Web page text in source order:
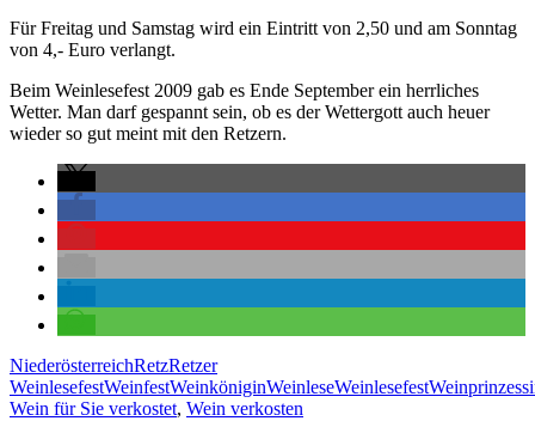
Für Freitag und Samstag wird ein Eintritt von 2,50 und am Sonntag
von 4,- Euro verlangt.
Beim Weinlesefest 2009 gab es Ende September ein herrliches
Wetter. Man darf gespannt sein, ob es der Wettergott auch heuer
wieder so gut meint mit den Retzern.
NiederösterreichRetzRetzer
WeinlesefestWeinfestWeinköniginWeinleseWeinlesefest
Wein für Sie verkostet, Wein verkosten